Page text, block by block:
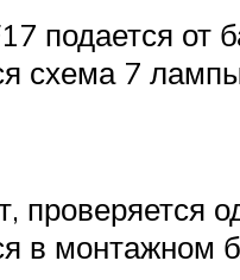
подается от
схема 7
проверяется
в монтажном